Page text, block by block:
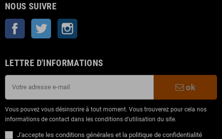
NOUS SUIVRE
Facebook Twitter
LETTRE D'INFORMATIONS
ok
Vous pouvez vous désinscrire à tout moment. Vous trouverez pour cela nos
informations de contact dans les conditions d'utilisation du site.
J'accepte les conditions générales et la politique de confidentialité